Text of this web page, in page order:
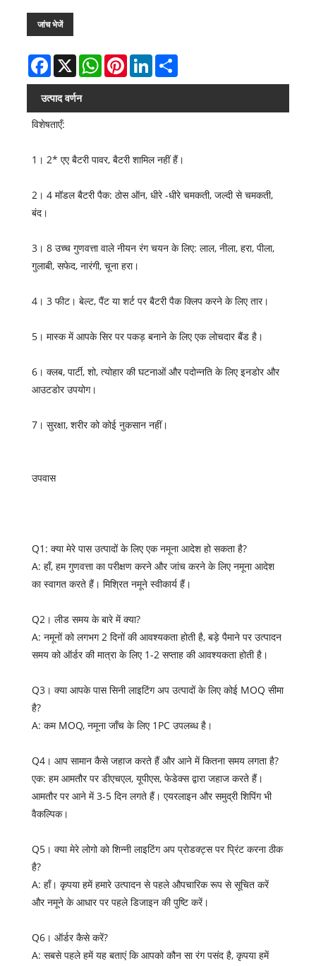
जांच भेजें
Facebook
X WhatsAppPinterestLinkedInShare
उत्पाद वर्णन
विशेषताएँ:
1। 2* एए बैटरी पावर, बैटरी शामिल नहीं हैं।
2। 4 मॉडल बैटरी पैक: ठोस ऑन, धीरे -धीरे चमकती, जल्दी से चमकती,
बंद।
3। 8 उच्च गुणवत्ता वाले नीयन रंग चयन के लिए: लाल, नीला, हरा, पीला,
गुलाबी, सफेद, नारंगी, चूना हरा।
4। 3 फीट। बेल्ट, पैंट या शर्ट पर बैटरी पैक क्लिप करने के लिए तार।
5। मास्क में आपके सिर पर पकड़ बनाने के लिए एक लोचदार बैंड है।
6। क्लब, पार्टी, शो, त्योहार की घटनाओं और पदोन्नति के लिए इनडोर और
आउटडोर उपयोग।
7। सुरक्षा, शरीर को कोई नुकसान नहीं।
उपवास
Q1: क्या मेरे पास उत्पादों के लिए एक नमूना आदेश हो सकता है?
A: हाँ, हम गुणवत्ता का परीक्षण करने और जांच करने के लिए नमूना आदेश
का स्वागत करते हैं। मिश्रित नमूने स्वीकार्य हैं।
Q2। लीड समय के बारे में क्या?
A: नमूनों को लगभग 2 दिनों की आवश्यकता होती है, बड़े पैमाने पर उत्पादन
समय को ऑर्डर की मात्रा के लिए 1-2 सप्ताह की आवश्यकता होती है।
Q3। क्या आपके पास सिनी लाइटिंग अप उत्पादों के लिए कोई MOQ सीमा
है?
A: कम MOQ, नमूना जाँच के लिए 1PC उपलब्ध है।
Q4। आप सामान कैसे जहाज करते हैं और आने में कितना समय लगता है?
एक: हम आमतौर पर डीएचएल, यूपीएस, फेडेक्स द्वारा जहाज करते हैं।
आमतौर पर आने में 3-5 दिन लगते हैं। एयरलाइन और समुद्री शिपिंग भी
वैकल्पिक।
Q5। क्या मेरे लोगो को शिन्नी लाइटिंग अप प्रोडक्ट्स पर प्रिंट करना ठीक
है?
A: हाँ। कृपया हमें हमारे उत्पादन से पहले औपचारिक रूप से सूचित करें
और नमूने के आधार पर पहले डिजाइन की पुष्टि करें।
Q6। ऑर्डर कैसे करें?
A: सबसे पहले हमें यह बताएं कि आपको कौन सा रंग पसंद है, कृपया हमें